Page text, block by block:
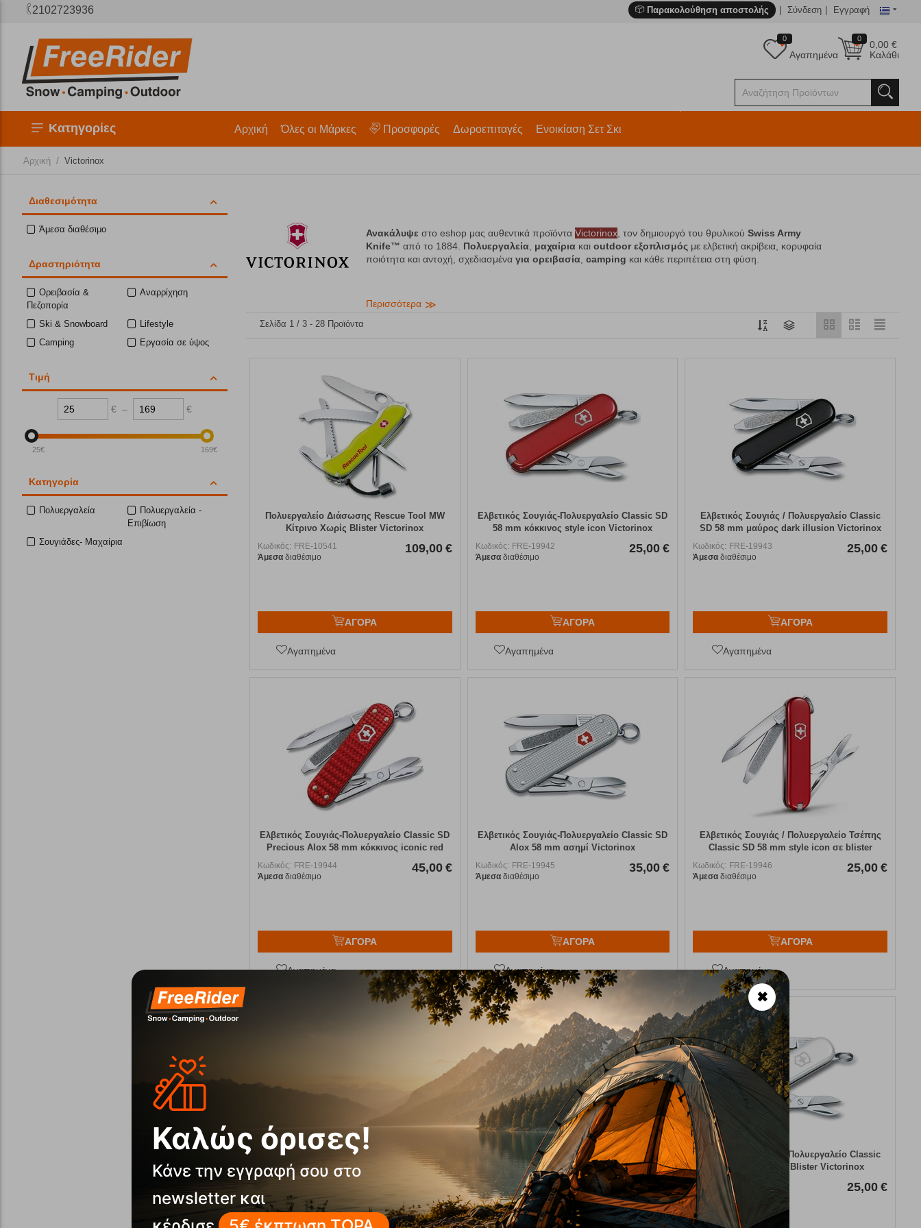
2102723936 Παρακολούθηση αποστολής Σύνδεση Εγγραφή
0
0,00€
Καλάθι
0
Αγαπημένα
Κατηγορίες Αρχική Όλες οι Μάρκες Προσφορές Δωροεπιταγές Ενοικίαση Σετ Σκι
Αρχική / Victorinox
Διαθεσιμότητα
Άμεσα διαθέσιμο
Δραστηριότητα
Ορειβασία &
Πεζοπορία
Αναρρίχηση
Ski & Snowboard
Lifestyle
Camping
Εργασία σε ύψος
Τιμή
€ – €
25€ 169€
Κατηγορία
Πολυεργαλεία
Πολυεργαλεία -
Επιβίωση
Σουγιάδες- Μαχαίρια
Ανακάλυψε στο eshop μας αυθεντικά προϊόντα Victorinox, τον δημιουργό του θρυλικού Swiss Army
Knife™ από το 1884. Πολυεργαλεία, μαχαίρια και outdoor εξοπλισμός με ελβετική ακρίβεια, κορυφαία
ποιότητα και αντοχή, σχεδιασμένα για ορειβασία, camping και κάθε περιπέτεια στη φύση.
Περισσότερα
Σελίδα 1 / 3 - 28 Προϊόντα
Πολυεργαλείο Διάσωσης Rescue Tool MW
Κίτρινο Χωρίς Blister Victorinox
Κωδικός: FRE-10541
Άμεσαδιαθέσιμο
109,00 €
ΑΓΟΡΑ
Αγαπημένα
Ελβετικός Σουγιάς-Πολυεργαλείο Classic SD
58 mm κόκκινος style icon Victorinox
Κωδικός: FRE-19942
Άμεσαδιαθέσιμο
25,00 €
ΑΓΟΡΑ
Αγαπημένα
Ελβετικός Σουγιάς / Πολυεργαλείο Classic
SD 58 mm μαύρος dark illusion Victorinox
Κωδικός: FRE-19943
Άμεσα διαθέσιμο
25,00 €
ΑΓΟΡΑ
Αγαπημένα
Ελβετικός Σουγιάς-Πολυεργαλείο Classic SD
Precious Alox 58 mm κόκκινος iconic red
Κωδικός: FRE-19944
Άμεσαδιαθέσιμο
45,00 €
ΑΓΟΡΑ
Αγαπημένα
Ελβετικός Σουγιάς-Πολυεργαλείο Classic SD
Alox 58 mm ασημί Victorinox
Κωδικός: FRE-19945
Άμεσαδιαθέσιμο
35,00 €
ΑΓΟΡΑ
Αγαπημένα
Ελβετικός Σουγιάς / Πολυεργαλείο Τσέπης
Classic SD 58 mm style icon σε blister
Κωδικός: FRE-19946
Άμεσα διαθέσιμο
25,00 €
ΑΓΟΡΑ
Αγαπημένα
Ελβετικός Σουγιάς / Πολυεργαλείο Classic
SD 58 mm μαύρος σε blister Victorinox
Άμεσα
διαθέσιμο
Σουγιάς Classic SD 58 mm ροζ cherry
blossom σε blister Victorinox
Κωδικός:
FRE-19948
Άμεσαδιαθέσιμο
25,00
Ελβετικός Σουγιάς / Πολυεργαλείο Classic
SD 58 mm Snow Blister Victorinox
Κωδικός: FRE-19949
Άμεσα
διαθέσιμο
25,00 €
✖
Καλώς όρισες!
Κάνε την εγγραφή σου στο
newsletter και